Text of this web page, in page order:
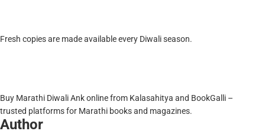
Fresh copies are made available every Diwali season.
Buy Marathi Diwali Ank online from Kalasahitya and BookGalli –
trusted platforms for Marathi books and magazines.
Author